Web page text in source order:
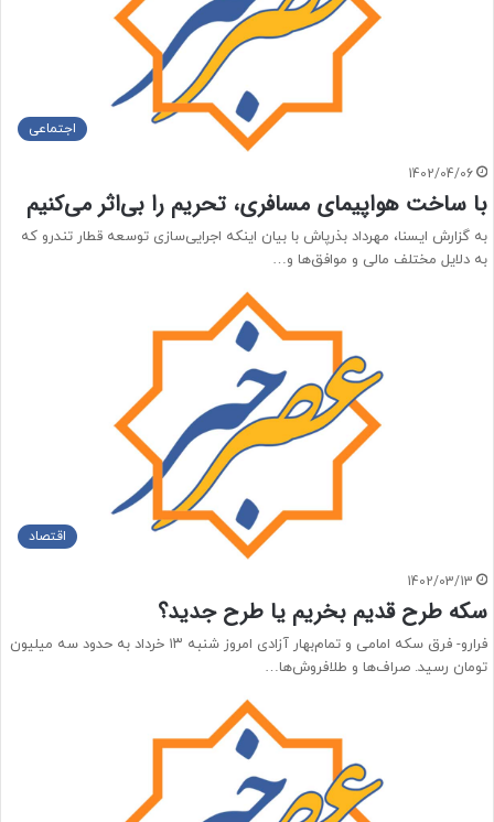
اجتماعی
1402/04/06
با ساخت هواپیمای مسافری، تحریم را بی‌اثر می‌کنیم
به گزارش ایسنا، مهرداد بذرپاش با بیان اینکه اجرایی‌سازی توسعه قطار تندرو که
به دلایل مختلف مالی و موافق‌ها و…
اقتصاد
1402/03/13
سکه طرح قدیم بخریم یا طرح جدید؟
فرارو- فرق سکه امامی و تمام‌بهار آزادی امروز شنبه ۱۳ خرداد به حدود سه میلیون
تومان رسید. صراف‌ها و طلافروش‌ها…